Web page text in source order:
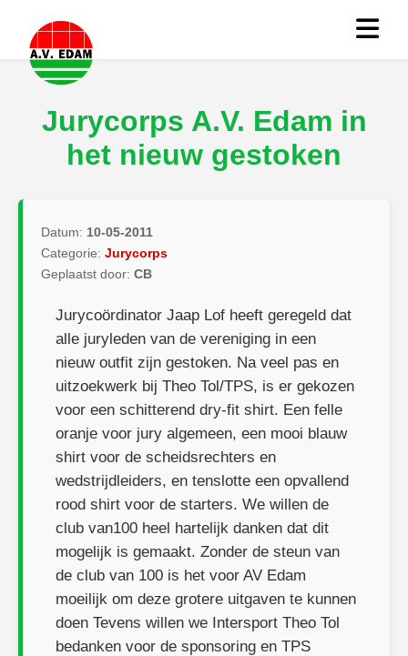
Jurycorps A.V. Edam in
het nieuw gestoken
Datum: 10-05-2011
Categorie: Jurycorps
Geplaatst door: CB
Jurycoördinator Jaap Lof heeft geregeld dat
alle juryleden van de vereniging in een
nieuw outfit zijn gestoken. Na veel pas en
uitzoekwerk bij Theo Tol/TPS, is er gekozen
voor een schitterend dry-fit shirt. Een felle
oranje voor jury algemeen, een mooi blauw
shirt voor de scheidsrechters en
wedstrijdleiders, en tenslotte een opvallend
rood shirt voor de starters. We willen de
club van100 heel hartelijk danken dat dit
mogelijk is gemaakt. Zonder de steun van
de club van 100 is het voor AV Edam
moeilijk om deze grotere uitgaven te kunnen
doen Tevens willen we Intersport Theo Tol
bedanken voor de sponsoring en TPS